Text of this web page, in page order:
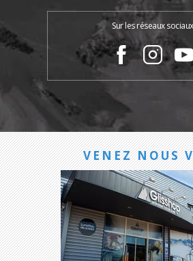
Sur les réseaux sociaux
VENEZ NOUS